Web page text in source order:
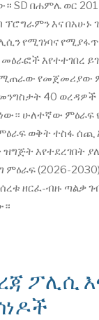
SD በሐምሌ ወር
እና በአሁኑ
የሚገነባና
መዕራፎች እየተተገበረ
የመጀመሪያው
40
ሁለተኛው ምዕራፍ
ወቅት ተስፋ ሰጪ
እየተደረገበት
(2026-2030)
ዘርፈ-ብዙ ጣልቃ
ፖሊሲ